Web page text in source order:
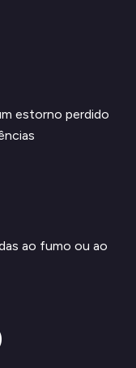
estorno perdido
ao fumo ou ao